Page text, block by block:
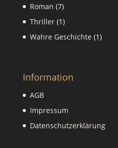
Roman 77
Produkte
Thriller 11
Produkt
Wahre Geschichte 11
Information
AGB
Impressum
Datenschutzerklärung